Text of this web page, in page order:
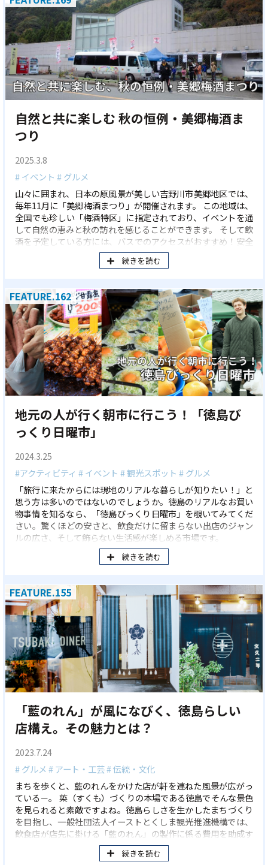
自然と共に楽しむ 秋の恒例・美郷梅酒ま
つり
2025.3.8
# イベント # グルメ
山々に囲まれ、日本の原風景が美しい吉野川市美郷地区では、
毎年11月に「美郷梅酒まつり」が開催されます。 この地域は、
全国でも珍しい「梅酒特区」に指定されており、イベントを通
して自然の恵みと秋の訪れを感じることができます。 そして飲
酒を予定している方には、バスでのアクセスがおすすめ！安全
で快適な移動手段で、心置きなく楽しむことができるのも嬉し
いポイントの1つです。 今回は、梅酒特区が盛り上がる2日間の
続きを読む
FEATURE.162
地元の人が行く朝市に行こう！「徳島び
っくり日曜市」
2024.3.25
#アクティビティ # イベント # 観光スポット # グルメ
「旅行に来たからには現地のリアルな暮らしが知りたい！」と
思う方は多いのではないのでしょうか。徳島のリアルなお買い
物事情を知るなら、「徳島びっくり日曜市」を覗いてみてくだ
さい。驚くほどの安さと、飲食だけに留まらない出店のジャン
ルの広さ、そして飾らない生活感が楽しめる市場です。
続きを読む
FEATURE.155
「藍のれん」が風になびく、徳島らしい
店構え。その魅力とは？
2023.7.24
# グルメ# アート・工芸# 伝統・文化
まちを歩くと、藍のれんをかけた店が軒を連ねた風景が広がっ
ている－。 蒅（すくも）づくりの本場である徳島でそんな景色
を見られると素敵ですよね。徳島らしさを生かしたまちづくり
を目指し、一般社団法人イーストとくしま観光推進機構では、
飲食店が店先に掛ける「藍のれん」の製作に係る費用を助成す
る制度を2021年に創設しました。 藍のれんの魅力を伝えるた
め、本制度を使ってオーダーメイドの藍のれんを製作した3店の
続きを読む